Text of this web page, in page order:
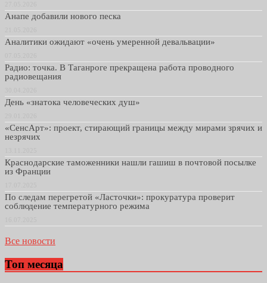
Анапе добавили нового песка
Аналитики ожидают «очень умеренной девальвации»
Радио: точка. В Таганроге прекращена работа проводного
радиовещания
День «знатока человеческих душ»
«СенсАрт»: проект, стирающий границы между мирами зрячих и
незрячих
Краснодарские таможенники нашли гашиш в почтовой посылке
из Франции
По следам перегретой «Ласточки»: прокуратура проверит
соблюдение температурного режима
Все новости
Топ месяца